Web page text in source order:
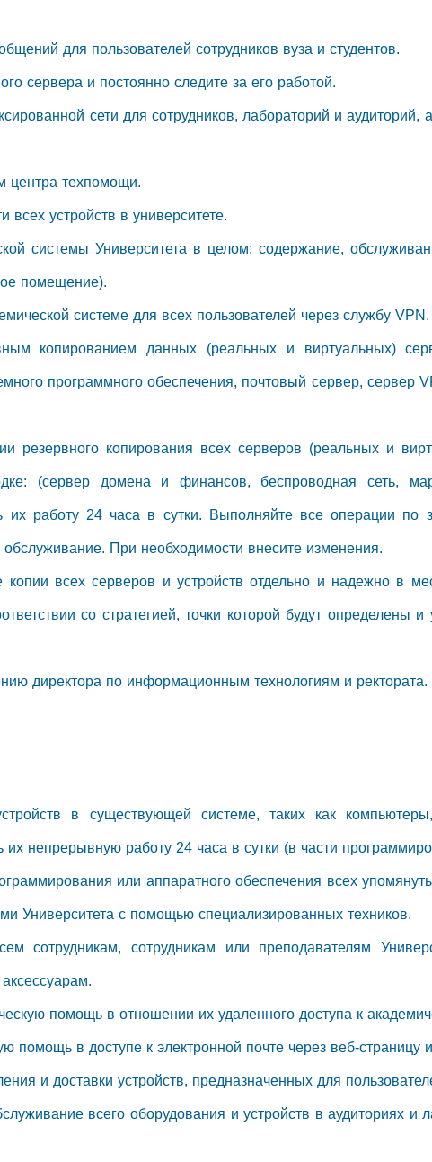
для пользователей сотрудников вуза и студентов.
сервера и постоянно следите за его работой.
сети для сотрудников, лабораторий и
центра техпомощи.
устройств в университете.
системы Университета в целом; содержание,
помещение).
системе для всех пользователей через службу
копированием данных (реальных и виртуальных)
программного обеспечения, почтовый сервер, сервер
резервного копирования всех серверов (реальных и
(сервер домена и финансов, беспроводная сеть,
работу 24 часа в сутки. Выполняйте все операции по
При необходимости внесите изменения.
всех серверов и устройств отдельно и надежно в
со стратегией, точки которой будут определены
директора по информационным технологиям и ректората.
в существующей системе, таких как
непрерывную работу 24 часа в сутки (в части
или аппаратного обеспечения всех
Университета с помощью специализированных техников.
сотрудникам, сотрудникам или преподавателям
помощь в отношении их удаленного доступа к
помощь в доступе к электронной почте через веб-страницу
и доставки устройств, предназначенных для
всего оборудования и устройств в аудиториях